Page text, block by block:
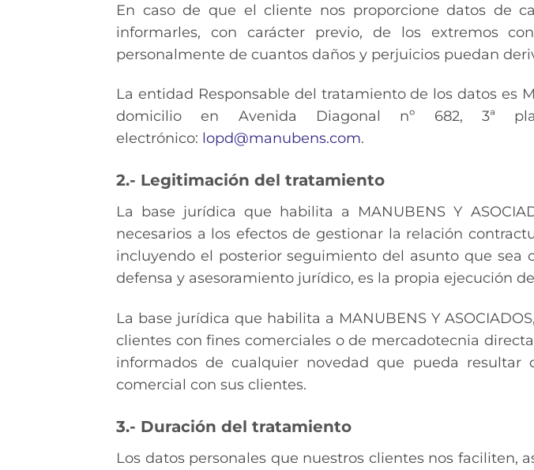
En caso de que el cliente nos proporcione datos de
informarles, con carácter previo, de los extremos
personalmente de cuantos daños y perjuicios puedan
La entidad Responsable del tratamiento de los datos es
domicilio en Avenida Diagonal nº 682, 3ª
electrónico: lopd@manubens.com.
2.- Legitimación del tratamiento
La base jurídica que habilita a MANUBENS Y
necesarios a los efectos de gestionar la relación
incluyendo el posterior seguimiento del asunto que
defensa y asesoramiento jurídico, es la propia ejecución
La base jurídica que habilita a MANUBENS Y
clientes con fines comerciales o de mercadotecnia
informados de cualquier novedad que pueda
comercial con sus clientes.
3.- Duración del tratamiento
Los datos personales que nuestros clientes nos faciliten,